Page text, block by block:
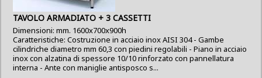
TAVOLO ARMADIATO + 3 CASSETTI
Dimensioni: mm. 1600x700x900h
Caratteristiche: Costruzione in acciaio inox AISI 304 - Gambe
cilindriche diametro mm 60,3 con piedini regolabili - Piano in acciaio
inox con alzatina di spessore 10/10 rinforzato con pannellatura
interna - Ante con maniglie antisposco s...